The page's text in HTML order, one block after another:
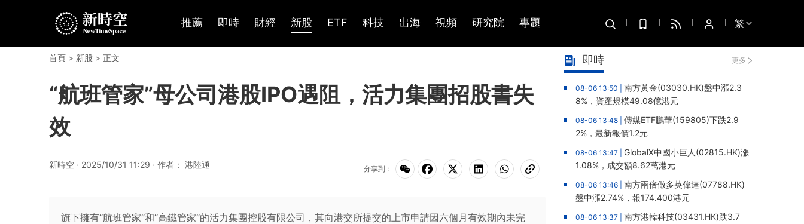
推薦 即時 財經 新股 ETF 科技 出海 視頻 研究院 專題 繁
首頁 > 新股 > 正文
“航班管家”母公司港股IPO遇阻，活力集團招股書失
效
新時空 · 2025/10/31 11:29 · 作者： 港陸通 分享到：
旗下擁有“航班管家”和“高鐵管家”的活力集團控股有限公司，其向港交所提交的上市申請因六個月有效期內未完
即時 更多
08-06 13:50 | 南方黃金(03030.HK)盤中漲2.3
8%，資產規模49.08億港元
08-06 13:48 | 傳媒ETF鵬華(159805)下跌2.9
2%，最新報價1.2元
08-06 13:47 | GlobalX中國小巨人(02815.HK)漲
1.08%，成交額8.62萬港元
08-06 13:46 | 南方兩倍做多英偉達(07788.HK)
盤中漲2.74%，報174.400港元
08-06 13:37 | 南方港韓科技(03431.HK)跌3.7